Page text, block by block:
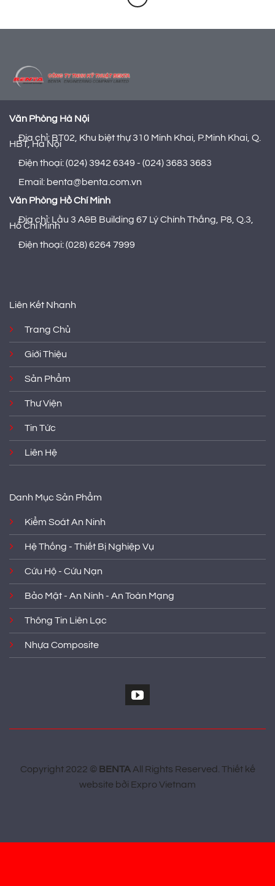
Văn Phòng Hà Nội
Địa chỉ: BT02, Khu biệt thự 310 Minh Khai, P.Minh Khai, Q.
HBT, Hà Nội
Điện thoại: (024) 3942 6349 - (024) 3683 3683
Email: benta@benta.com.vn
Văn Phòng Hồ Chí Minh
Địa chỉ: Lầu 3 A&B Building 67 Lý Chính Thắng, P8, Q.3,
Hồ Chí Minh
Điện thoại: (028) 6264 7999
Liên Kết Nhanh
Trang Chủ
Giới Thiệu
Sản Phẩm
Thư Viện
Tin Tức
Liên Hệ
Danh Mục Sản Phẩm
Kiểm Soát An Ninh
Hệ Thống - Thiết Bị Nghiệp Vụ
Cứu Hộ - Cứu Nạn
Bảo Mật - An Ninh - An Toàn Mạng
Thông Tin Liên Lạc
Nhựa Composite
Copyright 2022 © BENTAAll Rights Reserved. Thiết kế
website bởi Expro Vietnam